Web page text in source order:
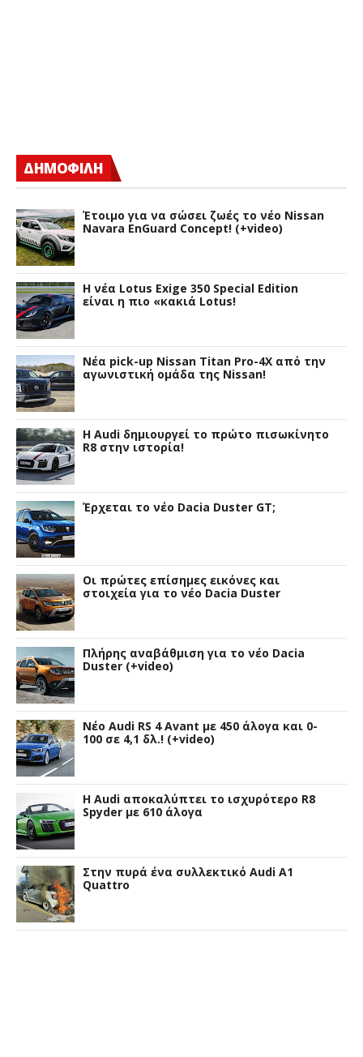
ΔΗΜΟΦΙΛΗ
Έτοιμο για να σώσει ζωές το νέο Nissan
Navara EnGuard Concept! (+video)
H νέα Lotus Exige 350 Special Edition
είναι η πιο «κακιά Lotus!
Νέα pick-up Nissan Titan Pro-4X από την
αγωνιστική ομάδα της Nissan!
Η Audi δημιουργεί το πρώτο πισωκίνητο
R8 στην ιστορία!
Έρχεται το νέο Dacia Duster GT;
Οι πρώτες επίσημες εικόνες και
στοιχεία για το νέο Dacia Duster
Πλήρης αναβάθμιση για το νέο Dacia
Duster (+video)
Νέο Audi RS 4 Avant με 450 άλογα και 0-
100 σε 4,1 δλ.! (+video)
Η Audi αποκαλύπτει το ισχυρότερο R8
Spyder με 610 άλογα
Στην πυρά ένα συλλεκτικό Audi A1
Quattro